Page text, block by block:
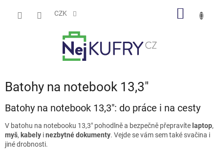
CZK
Batohy na notebook 13,3"
Batohy na notebook 13,3": do práce i na cesty
V batohu na notebooku 13,3" pohodlně a bezpečně přepravíte laptop,
myš, kabely inezbytnédokumenty. Vejde se vám sem také svačina i
jiné drobnosti.